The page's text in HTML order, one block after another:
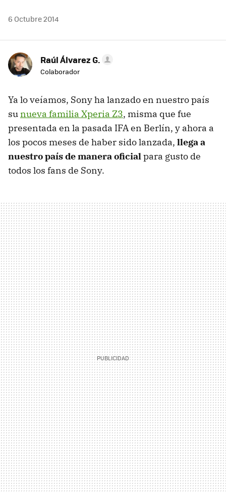
6 Octubre 2014
Raúl Álvarez G.
Colaborador
Ya lo veíamos, Sony ha lanzado en nuestro país
sunueva familia Xperia Z3, misma que fue
presentada en la pasada IFA en Berlín, y ahora a
los pocos meses de haber sido lanzada, llega a
nuestro país de manera oficialpara gusto de
todos los fans de Sony.